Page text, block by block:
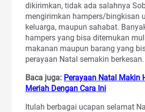
dikirimkan, tidak ada salahnya
mengirimkan hampers/bingkisan
keluarga, maupun sahabat.
hampers yang bisa ditemukan
makanan maupun barang yang
perayaan Natal semakin berkesan.
Baca juga: Perayaan Natal Makin
Meriah Dengan Cara Ini
Itulah berbagai ucapan selamat